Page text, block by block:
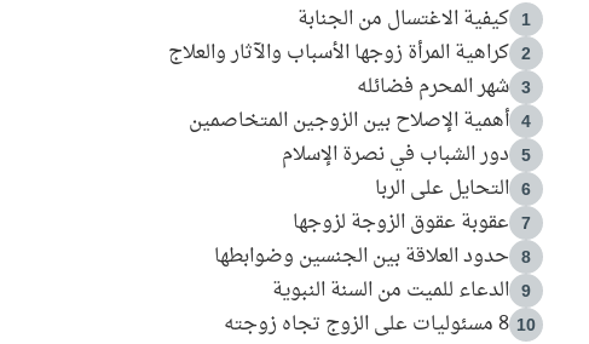
1 كيفية الاغتسال من الجنابة
2 كراهية المرأة زوجها الأسباب والآثار والعلاج
3 شهر المحرم فضائله
4 أهمية الإصلاح بين الزوجين المتخاصمين
5 دور الشباب في نصرة الإسلام
6 التحايل على الربا
7 عقوبة عقوق الزوجة لزوجها
8 حدود العلاقة بين الجنسين وضوابطها
9 الدعاء للميت من السنة النبوية
10 8 مسئوليات على الزوج تجاه زوجته